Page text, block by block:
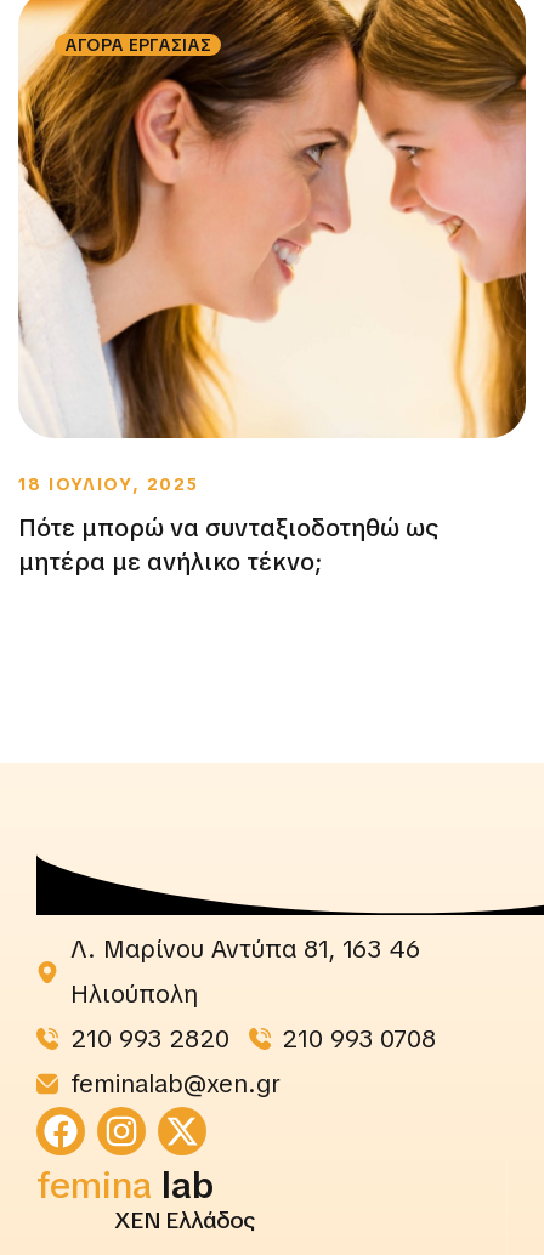
ΑΓΟΡΑ ΕΡΓΑΣΙΑΣ
18 ΙΟΥΛΙΟΥ, 2025
Πότε μπορώ να συνταξιοδοτηθώ ως
μητέρα με ανήλικο τέκνο;
Λ. Μαρίνου Αντύπα 81, 163 46
Ηλιούπολη
210 993 2820
210 993 0708
feminalab@xen.gr
femina lab
rightslab
ΧΕΝ Ελλάδος